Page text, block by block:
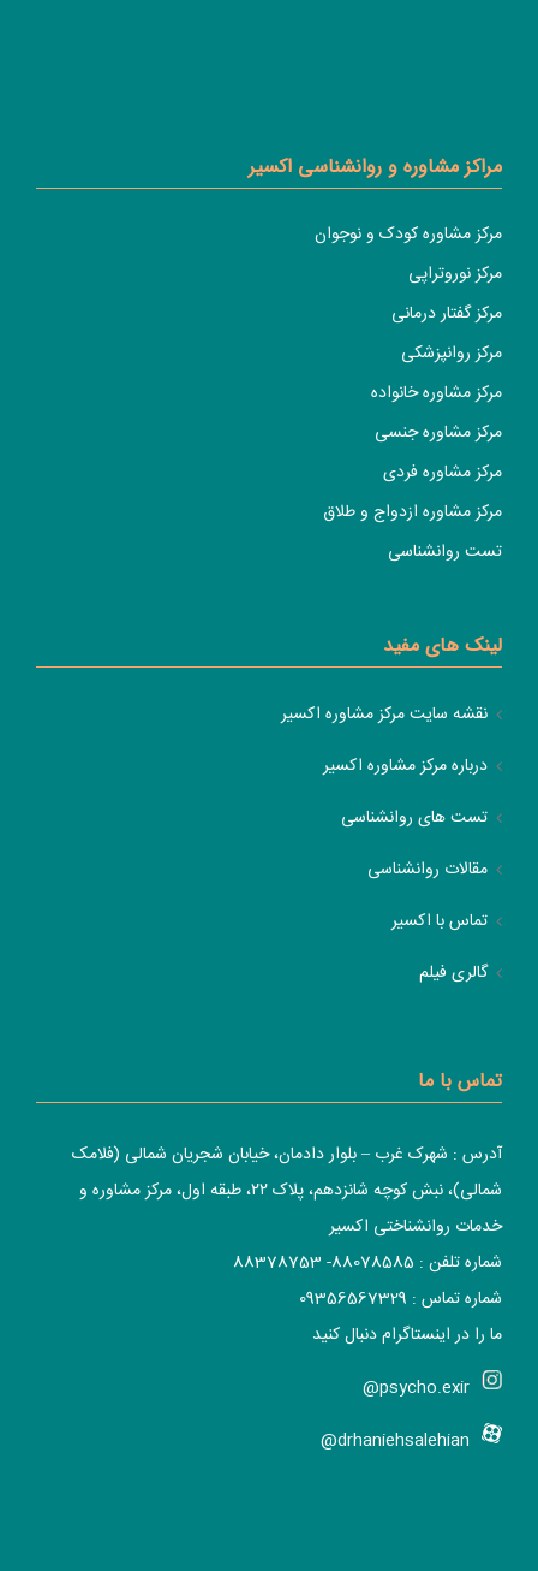
مراکز مشاوره و روانشناسی اکسیر
مرکز مشاوره کودک و نوجوان
مرکز نوروتراپی
مرکز گفتار درمانی
مرکز روانپزشکی
مرکز مشاوره خانواده
مرکز مشاوره جنسی
مرکز مشاوره فردی
مرکز مشاوره ازدواج و طلاق
تست روانشناسی
لینک های مفید
نقشه سایت مرکز مشاوره اکسیر
درباره مرکز مشاوره اکسیر
تست های روانشناسی
مقالات روانشناسی
تماس با اکسیر
گالری فیلم
تماس با ما
آدرس : شهرک غرب – بلوار دادمان، خیابان شجریان شمالی (فلامک
شمالی)، نبش کوچه شانزدهم، پلاک ۲۲، طبقه اول، مرکز مشاوره و
خدمات روانشناختی اکسیر
شماره تلفن : 88078585- 88378753
شماره تماس : 09356567329
ما را در اینستاگرام دنبال کنید
psycho.exir@
drhaniehsalehian@